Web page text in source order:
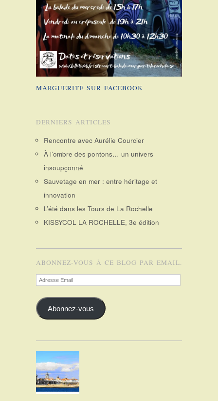
MARGUERITE SUR FACEBOOK
DERNIERS ARTICLES
Rencontre avec Aurélie Courcier
À l’ombre des pontons… un univers
insoupçonné
Sauvetage en mer : entre héritage et
innovation
L’été dans les Tours de La Rochelle
KISSYCOL LA ROCHELLE, 3e édition
ABONNEZ-VOUS À CE BLOG PAR EMAIL.
Adresse
Email
Abonnez-vous